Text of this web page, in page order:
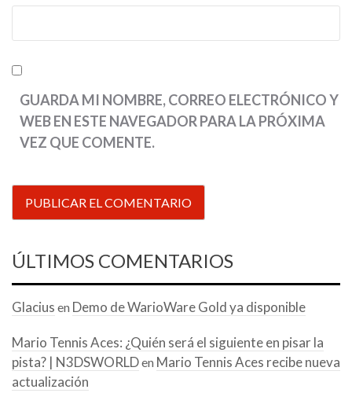
GUARDA MI NOMBRE, CORREO ELECTRÓNICO Y
WEB EN ESTE NAVEGADOR PARA LA PRÓXIMA
VEZ QUE COMENTE.
ÚLTIMOS COMENTARIOS
Glacius en Demo de WarioWare Gold ya disponible
Mario Tennis Aces: ¿Quién será el siguiente en pisar la
pista? | N3DSWORLDen Mario Tennis Aces recibe nueva
actualización